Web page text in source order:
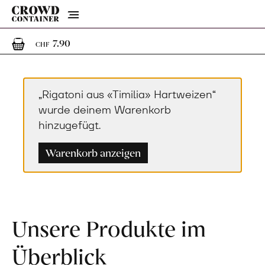
Menu
CHF 7.901 Artikel im Warenkorb
„Rigatoni aus «Timilia» Hartweizen“
wurde deinem Warenkorb
hinzugefügt.
Warenkorb anzeigen
Unsere Produkte im
Überblick